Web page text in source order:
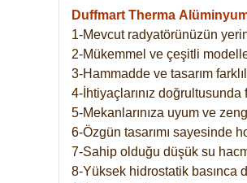
Duffmart Therma
1-Mevcut radyatörünüzün
2-Mükemmel ve çeşitli
3-Hammadde ve tasarım
4-İhtiyaçlarınız
5-Mekanlarınıza uyum ve
6-Özgün tasarımı sayesinde
7-Sahip olduğu düşük su
8-Yüksek hidrostatik basınca